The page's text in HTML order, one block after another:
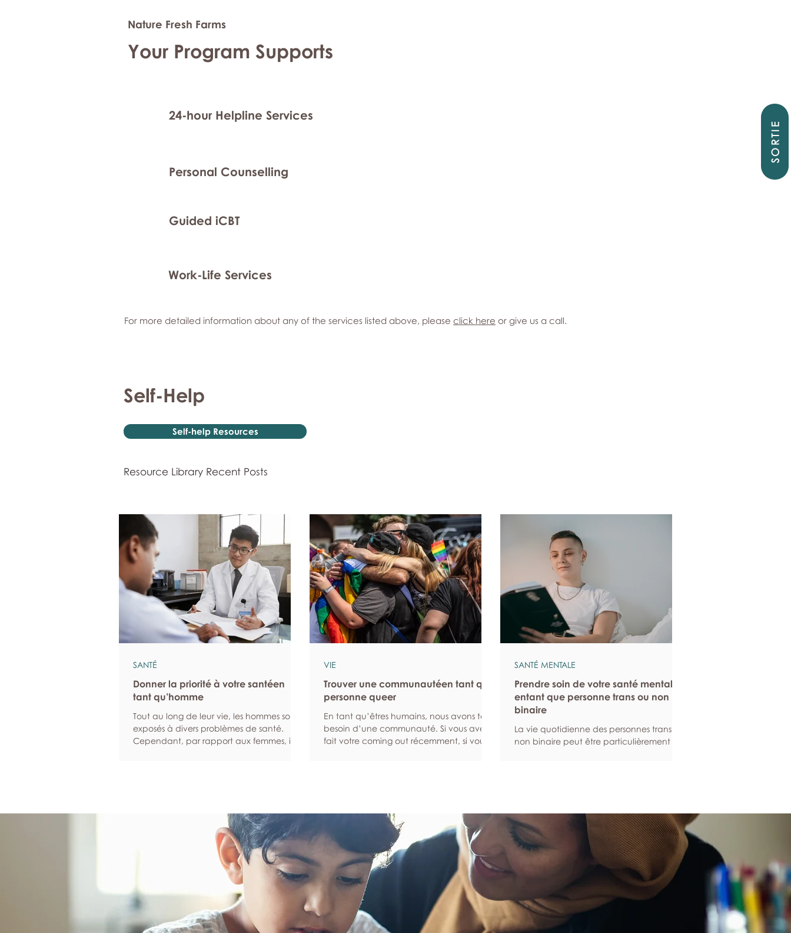
SORTIE
Nature Fresh Farms
Your Program Supports
24-hour Helpline Services
Personal Counselling
Guided iCBT
Work-Life Services
Self-Help
Self-help Resources
Resource Library Recent Posts
Donner la priorité à votre santéen
tant qu’homme
Tout au long de leur vie, les hommes sont
exposés à divers problèmes de santé.
Cependant, par rapport aux femmes, ils
et à leur bien-être. Programmez des
examens de dépistage réguliers Les bilans
et les examens de dépistage permettent
d’identifier un éventuel problème de
SANTÉ
Trouver une communautéen tant que
personne queer
En tant qu’êtres humains, nous avons tous
besoin d’une communauté. Si vous avez
fait votre coming out récemment, si vous
cherchez. Recherchez une communauté
en ligne Les plateformes numériques et les
réseaux sociaux en ligne peuvent vous
aider à entrer en relation avec des
personnes qui sont s
VIE
Prendre soin de votre santé mentale
entant que personne trans ou non
binaire
La vie quotidienne des personnes trans ou
non binaire peut être particulièrement
genre L’accompagnement et la
communauté contribuent grandement
au bien-être mental, en ce sens qu’elles
procurent un soutien et un sentiment
d’appartenance. Cela est
particulièrement importan
SANTÉ MENTALE
For more detailed information about any of the services listed above, please click here or give us a call.